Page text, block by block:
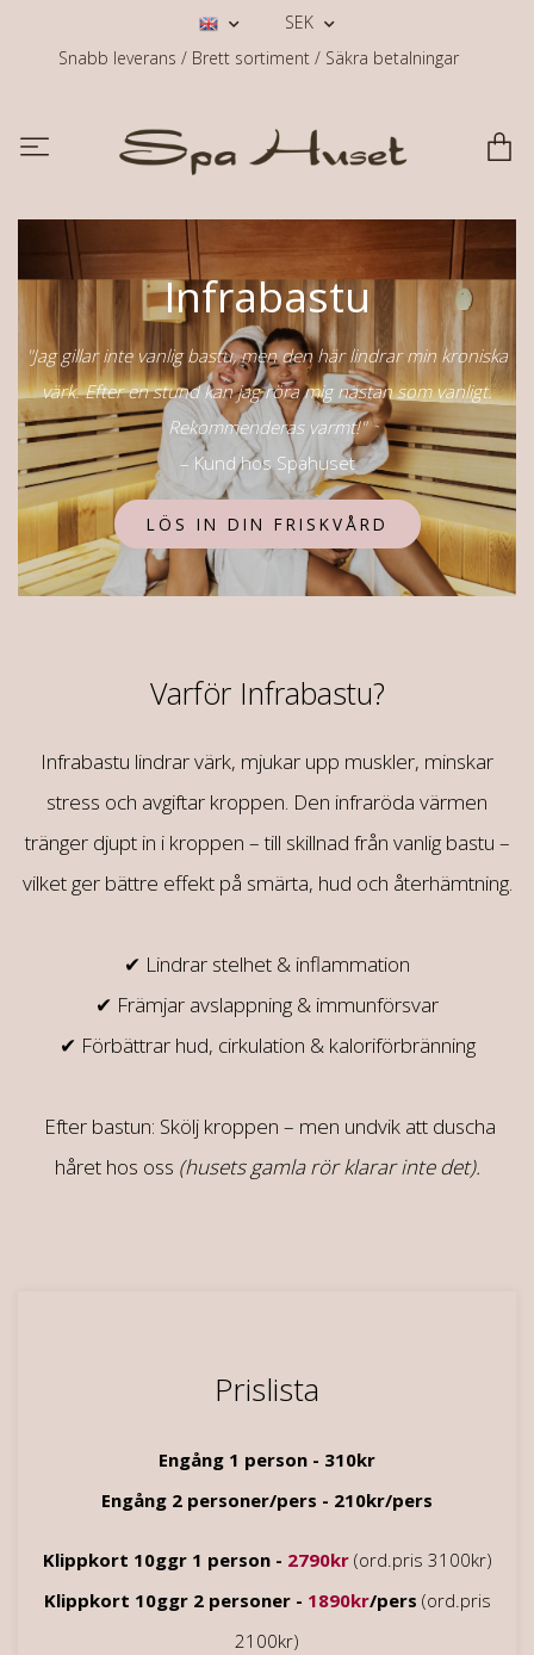
SEK
Snabb leverans / Brett sortiment / Säkra betalningar
Infrabastu
"Jag gillar inte vanlig bastu, men den här lindrar min kroniska
värk. Efter en stund kan jag röra mig nästan som vanligt.
Rekommenderas varmt!"
– Kund hos Spahuset
LÖS IN DIN FRISKVÅRD
Varför Infrabastu?
Infrabastu lindrar värk, mjukar upp muskler, minskar
stress och avgiftar kroppen. Den infraröda värmen
tränger djupt in i kroppen – till skillnad från vanlig bastu –
vilket ger bättre effekt på smärta, hud och återhämtning.
✔ Lindrar stelhet & inflammation
✔ Främjar avslappning & immunförsvar
✔ Förbättrar hud, cirkulation & kaloriförbränning
Efter bastun: Skölj kroppen – men undvik att duscha
håret hos oss (husets gamla rör klarar inte det).
Prislista
Engång 1 person - 310kr
Engång 2 personer/pers - 210kr/pers
Klippkort 10ggr 1 person - 2790kr (ord.pris 3100kr)
Klippkort 10ggr 2 personer - 1890kr/pers (ord.pris
2100kr)